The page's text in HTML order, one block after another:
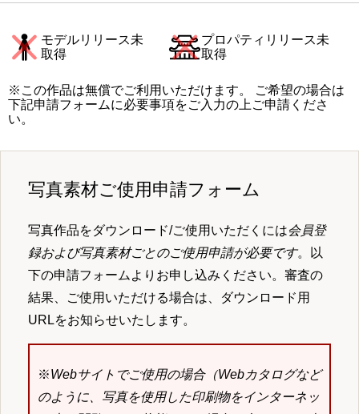
モデルリリース未
取得
プロパティリリース未
取得
※この作品は無償でご利用いただけます。 ご希望の場合は
下記申請フォームに必要事項をご入力の上ご申請くださ
い。
写真素材ご使用申請フォーム
写真作品をダウンロード/ご使用いただくには会員登
録および写真素材ごとのご使用申請が必要です。以
下の申請フォームよりお申し込みください。審査の
結果、ご使用いただける場合は、ダウンロード用
URLをお知らせいたします。
※Webサイトでご使用の場合（Webカタログなど
のように、写真を使用した印刷物をインターネッ